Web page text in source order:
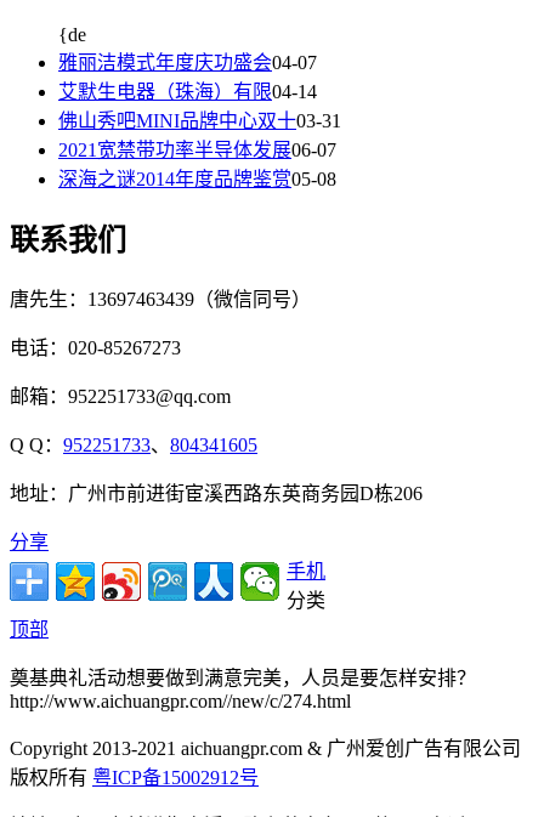
{de
雅丽洁模式年度庆功盛会04-07
艾默生电器（珠海）有限04-14
佛山秀吧MINI品牌中心双十03-31
2021宽禁带功率半导体发展06-07
深海之谜2014年度品牌鉴赏05-08
联系我们
唐先生：13697463439（微信同号）
电话：020-85267273
邮箱：952251733@qq.com
Q Q： 952251733、 804341605
地址：广州市前进街宦溪西路东英商务园D栋206
分享
手机
分类
顶部
奠基典礼活动想要做到满意完美，人员是要怎样安排？
http://www.aichuangpr.com//new/c/274.html
Copyright 2013-2021 aichuangpr.com & 广州爱创广告有限公司
版权所有 粤ICP备15002912号